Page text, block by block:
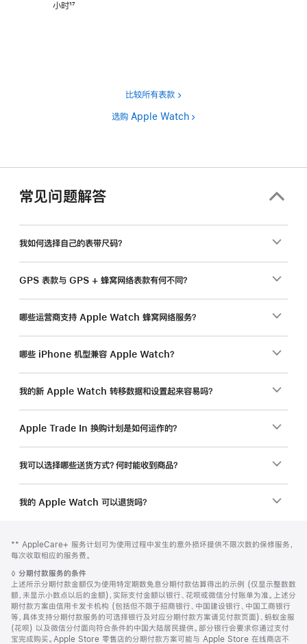
小时17
比较所有表款
选购 Apple Watch
常见问题解答
我如何选择自己的表带尺码？
GPS 表款与 GPS + 蜂窝网络表款有何不同？
哪些运营商支持 Apple Watch 蜂窝网络服务？
哪些 iPhone 机型兼容 Apple Watch？
我的新 Apple Watch 转移数据和设置起来容易吗？
Apple Trade In 换购计划是如何运作的？
我可以选择哪些送货方式？何时能收到商品？
我的 Apple Watch 可以退货吗？
页
页
脚
脚
注
** AppleCare+ 服务计划可为使用过程中发生的意外损坏提供不限次数的保修服务，
每次收取相应的服务费。
脚
注
◊ 分期付款服务的条件
上述所示分期付款金额仅为使用特定期数免息分期付款估算得出的示例 (仅显示整数数
额，未显示小数点以后的金额)，实际支付金额以银行、花呗或微信分付账单为准。上述分
期付款方案由信用卡发卡机构 (包括但不限于招商银行、中国建设银行、中国工商银行
等，具体支持分期付款服务的可选择银行及对应分期付款方案请见付款页面)、蚂蚁金服
(花呗) 以及微信分付面向符合条件的中国大陆居民提供。部分银行会要求你通过支付
宝完成购买。Apple Store 零售店的分期付款方案可能与 Apple Store 在线商店不